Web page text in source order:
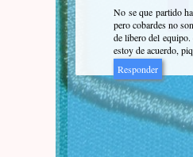
No se que partido
pero cobardes no
de libero del equipo.
estoy de acuerdo,
Responder